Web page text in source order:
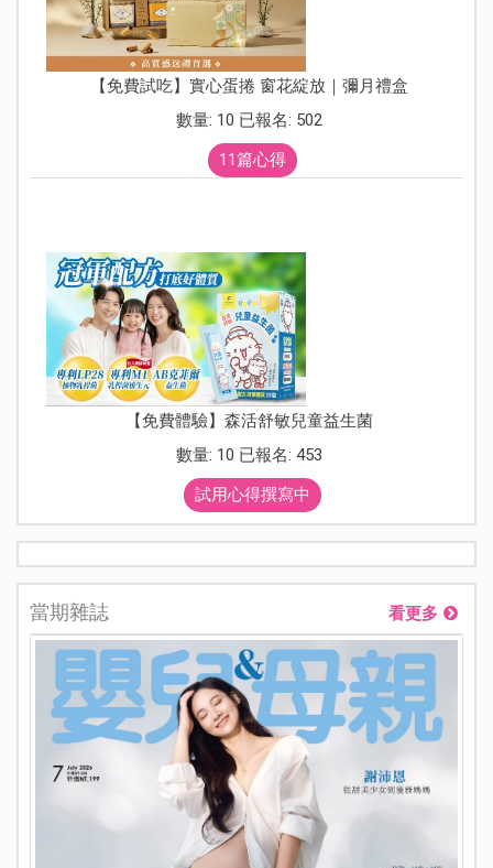
【免費試吃】實心蛋捲 窗花綻放｜彌月禮盒
數量: 10 已報名: 502
11篇心得
【免費體驗】森活舒敏兒童益生菌
數量: 10 已報名: 453
試用心得撰寫中
當期雜誌 看更多